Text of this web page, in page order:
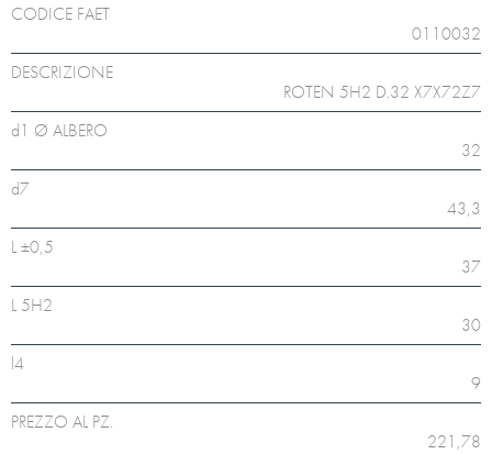
CODICE FAET
0110032
DESCRIZIONE
ROTEN 5H2 D.32 X7X72Z7
d1 Ø ALBERO
32
d7
43,3
L ±0,5
37
L 5H2
30
l4
9
PREZZO AL PZ.
221,78